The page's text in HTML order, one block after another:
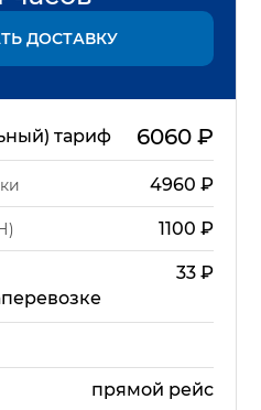
ДОСТАВКУ
тариф 6060₽
4960 ₽
1100 ₽
33₽
прямой рейс